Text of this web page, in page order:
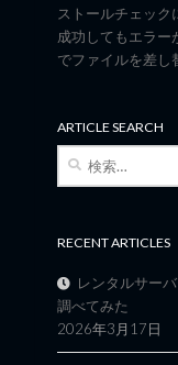
ストールチェック
成功してもエラー
でファイルを差し
ARTICLE SEARCH
RECENT ARTICLES
レンタルサー
調べてみた
2026年3月17日